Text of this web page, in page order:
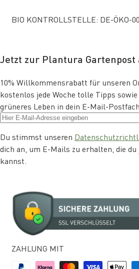
BIO KONTROLLSTELLE: DE-ÖKO-
Jetzt zur Plantura Gartenpost
10% Willkommensrabatt für unseren
kostenlos jede Woche tolle Tipps
grüneres Leben in dein E-Mail-
Du stimmst unseren
dich an, um E-Mails zu erhalten, die
kannst.
ZAHLUNG MIT